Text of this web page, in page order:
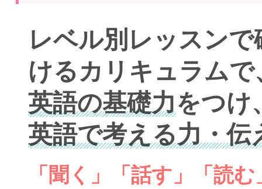
レベル別レッスン
けるカリキュラムで
英語の基礎力をつけ
英語で考える力・伝
「聞く」「話す」「読